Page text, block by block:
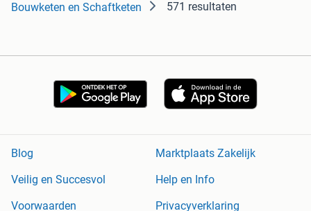
Bouwketen en Schaftketen 571 resultaten
Blog
Marktplaats Zakelijk
Veilig en Succesvol
Help en Info
Voorwaarden
Privacyverklaring